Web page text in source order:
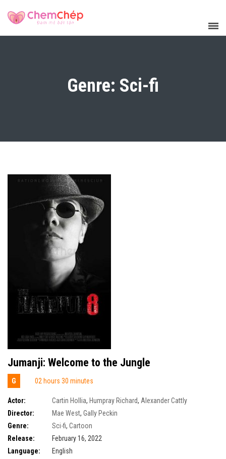
Genre: Sci-fi
Jumanji: Welcome to the Jungle
G 02 hours 30 minutes
Actor: Cartin Hollia, Humpray Richard, Alexander Cattly
Director:
Mae West, Gally Peckin
Genre:
Sci-fi, Cartoon
Release:
February 16, 2022
Language:
English